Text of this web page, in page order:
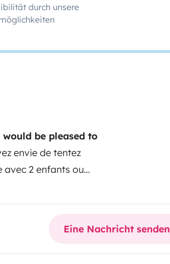
durch unsere
be pleased to
envie de tentez
avec 2 enfants ou
spacieux et
entièrement
autoroute.
merveilleux et de
pour de long
Eine Nachricht senden